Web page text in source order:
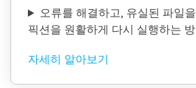
오류를 해결하고, 유실된 파일
픽션을 원활하게 다시 실행하는
자세히 알아보기